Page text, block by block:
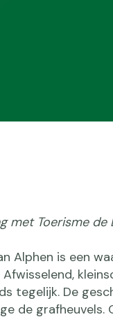
met Toerisme de
Alphen is een
tegelijk. De
de grafheuvels.